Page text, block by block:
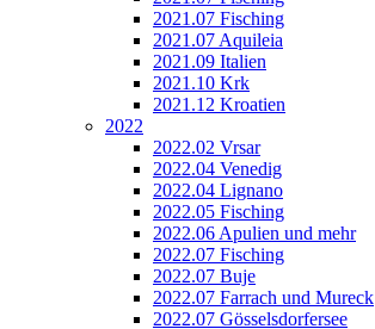
2021.07 Fisching
2021.07 Aquileia
2021.09 Italien
2021.10 Krk
2021.12 Kroatien
2022
2022.02 Vrsar
2022.04 Venedig
2022.04 Lignano
2022.05 Fisching
2022.06 Apulien und mehr
2022.07 Fisching
2022.07 Buje
2022.07 Farrach und Mureck
2022.07 Gösselsdorfersee